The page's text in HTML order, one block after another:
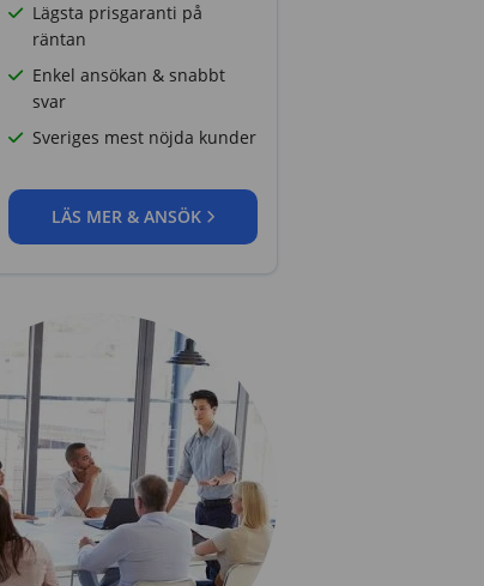
Lägsta prisgaranti på
räntan
Enkel ansökan & snabbt
svar
Sveriges mest nöjda kunder
LÄS MER & ANSÖK